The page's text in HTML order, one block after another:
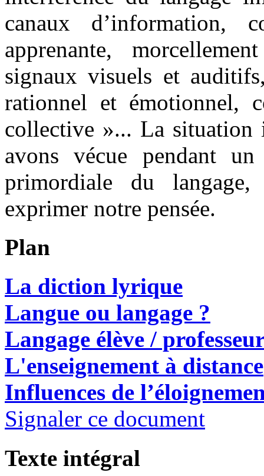
canaux d’information,
apprenante,
signaux visuels et
rationnel et émotionnel,
collective »... La situation
avons vécue pendant
primordiale du
exprimer notre pensée.
Plan
La diction lyrique
Langue ou langage ?
Langage élève /
L'enseignement à distance
Influences de
Signaler ce document
Texte intégral